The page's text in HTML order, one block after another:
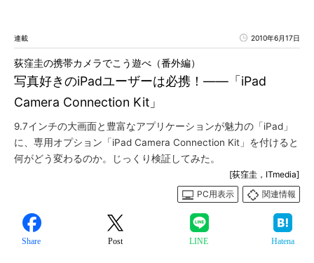
連載 2010年6月17日
写真好きのiPadユーザーは必携！――「iPad
Camera Connection Kit」
荻窪圭の携帯カメラでこう遊べ（番外編）
9.7インチの大画面と豊富なアプリケーションが魅力の「iPad」
に、専用オプション「iPad Camera Connection Kit」を付けると
何がどう変わるのか。じっくり検証してみた。
[荻窪圭，ITmedia]
PC用表示
関連情報
Share Post LINE Hatena